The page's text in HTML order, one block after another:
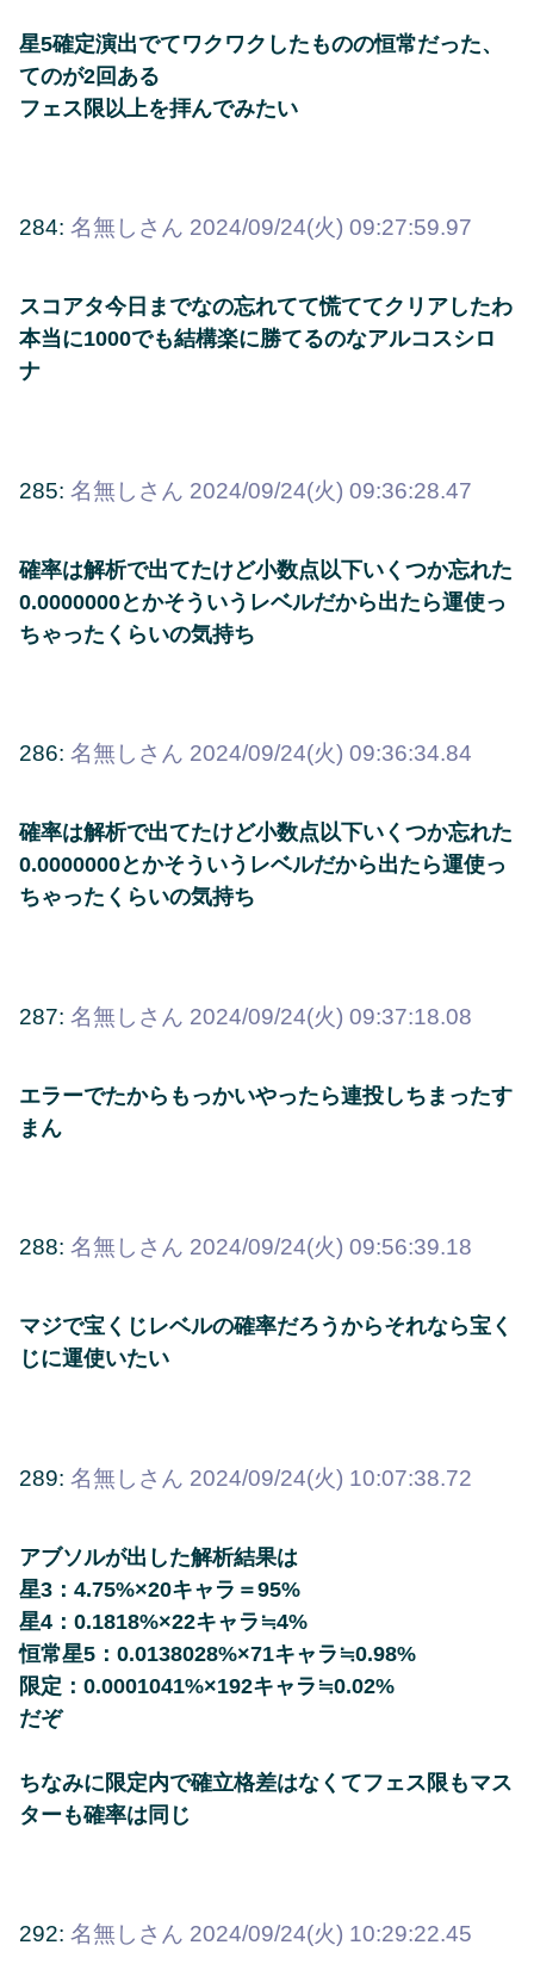
星5確定演出でてワクワクしたものの恒常だった、
てのが2回ある
フェス限以上を拝んでみたい
284: 名無しさん 2024/09/24(火) 09:27:59.97
スコアタ今日までなの忘れてて慌ててクリアしたわ
本当に1000でも結構楽に勝てるのなアルコスシロ
ナ
285: 名無しさん 2024/09/24(火) 09:36:28.47
確率は解析で出てたけど小数点以下いくつか忘れた
0.0000000とかそういうレベルだから出たら運使っ
ちゃったくらいの気持ち
286: 名無しさん 2024/09/24(火) 09:36:34.84
確率は解析で出てたけど小数点以下いくつか忘れた
0.0000000とかそういうレベルだから出たら運使っ
ちゃったくらいの気持ち
287: 名無しさん 2024/09/24(火) 09:37:18.08
エラーでたからもっかいやったら連投しちまったす
まん
288: 名無しさん 2024/09/24(火) 09:56:39.18
マジで宝くじレベルの確率だろうからそれなら宝く
じに運使いたい
289: 名無しさん 2024/09/24(火) 10:07:38.72
アブソルが出した解析結果は
星3：4.75%×20キャラ＝95%
星4：0.1818%×22キャラ≒4%
恒常星5：0.0138028%×71キャラ≒0.98%
限定：0.0001041%×192キャラ≒0.02%
だぞ
ちなみに限定内で確立格差はなくてフェス限もマス
ターも確率は同じ
292: 名無しさん 2024/09/24(火) 10:29:22.45